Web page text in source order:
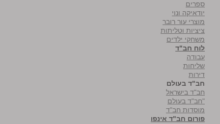
ספרים
יודאיקה ונוי
מוצרי עור רובר
ציציות וטליתות
משחקי ילדים
לוח חב"ד
עבודה
שליחות
דירות
חב"ד בעולם
חב"ד בישראל
"חב"ד בעולם
מוסדות חב"ד
פורום חב"ד אינפו